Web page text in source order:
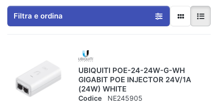
Filtra e ordina
UBIQUITI POE-24-24W-G-WH
GIGABIT POE INJECTOR 24V/1A
(24W) WHITE
Codice NE245905